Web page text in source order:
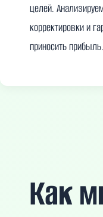
целей.
корректировки и
приносить прибыль.
Как